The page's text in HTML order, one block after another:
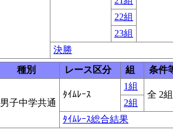
22組
23組
決勝
種別 レース区分 組
条件
男子中学共通
ﾀｲﾑﾚｰｽ
1組
全 2組
2組
ﾀｲﾑﾚｰｽ総合結果